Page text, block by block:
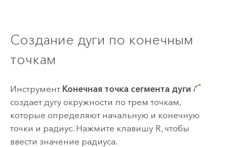
Создание дуги по конечным
точкам
Инструмент Конечная точка сегмента дуги
создает дугу окружности по трем точкам,
которые определяют начальную и конечную
точки и радиус. Нажмите клавишу R, чтобы
ввести значение радиуса.